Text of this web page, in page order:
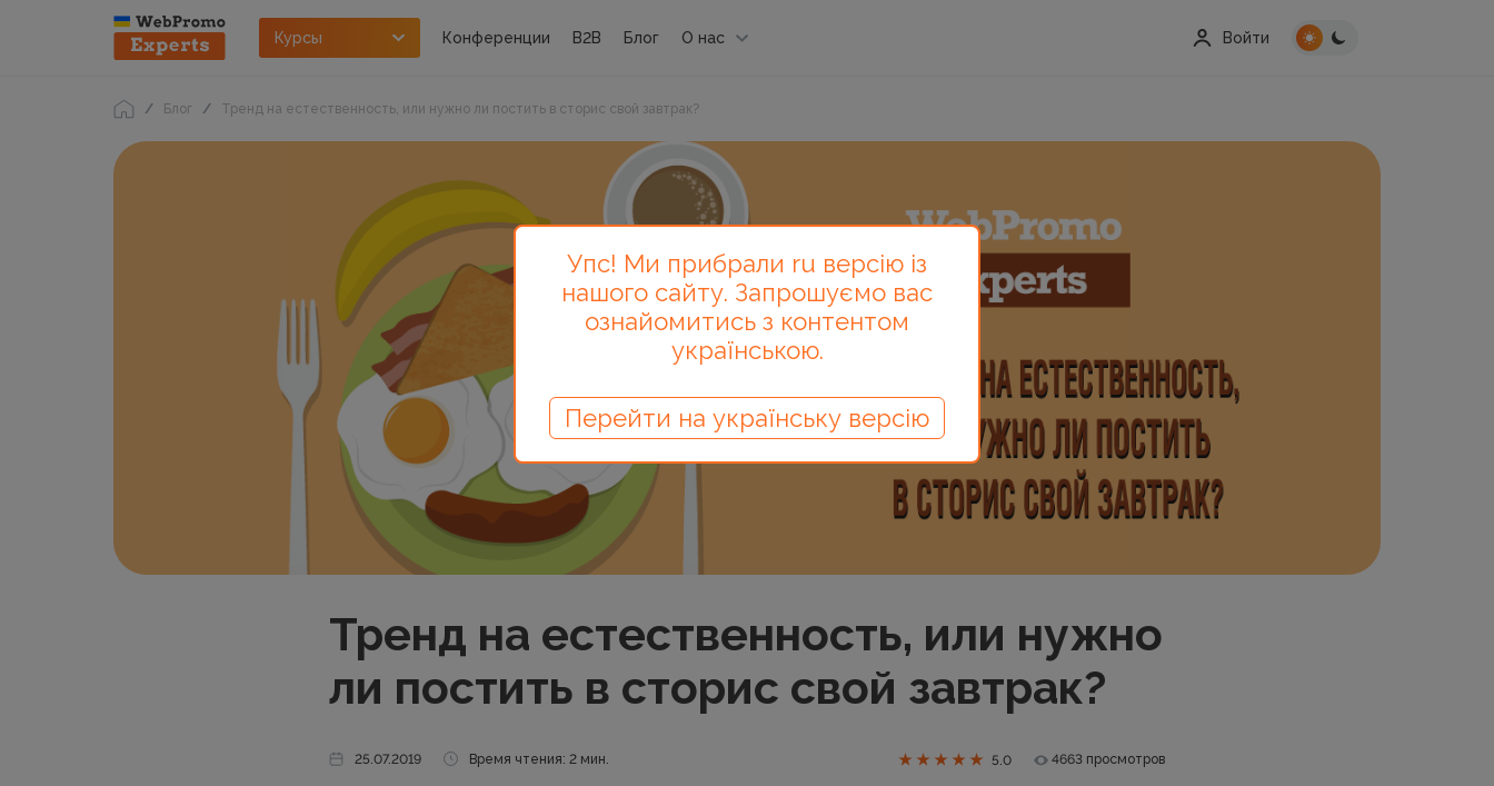
Курсы Конференции B2B Блог О нас Войти
Блог Тренд на естественность, или нужно ли постить в сторис свой завтрак?
Тренд на естественность, или нужно
ли постить в сторис свой завтрак?
25.07.2019 Время чтения: 2 мин. 5.0 4663 просмотров
Упс! Ми прибрали ru версію із
нашого сайту. Запрошуємо вас
ознайомитись з контентом
українською.
Перейти на українську версію